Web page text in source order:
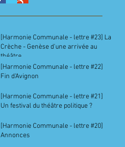
[Harmonie Communale - lettre #23] La
Crèche - Genèse d'une arrivée au
théâtre
[Harmonie Communale - lettre #22]
Fin d'Avignon
[Harmonie Communale - lettre #21]
Un festival du théâtre politique ?
[Harmonie Communale - lettre #20]
Annonces